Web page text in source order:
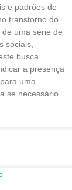
e padrões de
transtorno do
uma série de
sociais,
busca
a presença
uma
se necessário